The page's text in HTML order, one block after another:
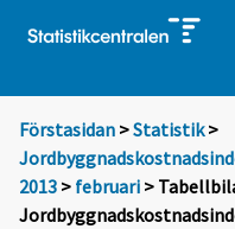
Förstasidan >Statistik >
2013 > februari >